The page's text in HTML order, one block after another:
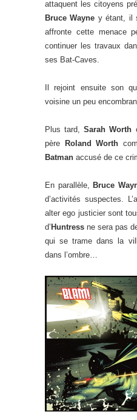
attaquent les citoyens
Bruce Wayne y étant, il
affronte cette menace
continuer les travaux
ses Bat-Caves.
Il rejoint ensuite son
voisine un peu
Plus tard,Sarah Worth
père Roland Worth
Batman accusé de ce
En parallèle,Bruce
d’activités suspectes.
alter ego justicier sont
d’Huntress ne sera pas
qui se trame dans la
dans l’ombre…